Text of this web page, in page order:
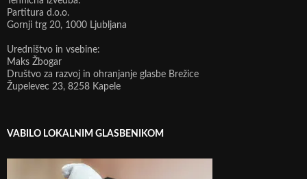
Partitura d.o.o.
Gornji trg 20, 1000 Ljubljana
Uredništvo in vsebine:
Maks Žbogar
Društvo za razvoj in ohranjanje glasbe Brežice
Župelevec 23, 8258 Kapele
VABILO LOKALNIM GLASBENIKOM